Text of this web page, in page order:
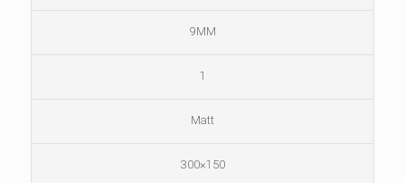
9MM
1
Matt
150×300